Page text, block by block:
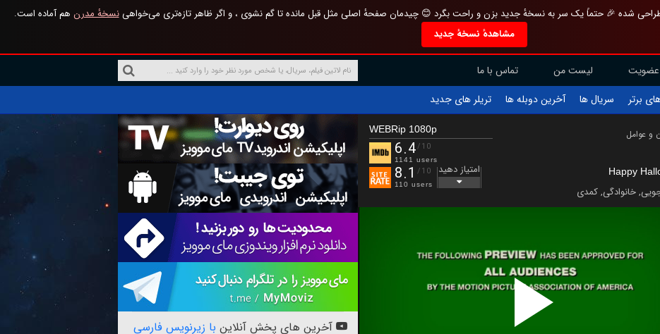
شده 🎉 حتماً یک سر به نسخهٔ جدید بزن و راحت بگرد 😊 چیدمان صفحهٔ اصلی مثل قبل مانده تا گم نشوی ، و اگر ظاهر تازه‌تری می‌خواهینسخهٔ مدرن هم آماده است.
مشاهدهٔ نسخهٔ جدید
عضویت لیست من
تماس با ما
برتر سریال ها آخرین دوبله ها تریلر های جدید
و عوامل
Happy
,خانوادگی,کمدی
WEBRip 1080p
6.4/10
1141 users
8.1 /10
110 users
امتیاز دهید
آخرین های پخش آنلاین با زیرنویس فارسی